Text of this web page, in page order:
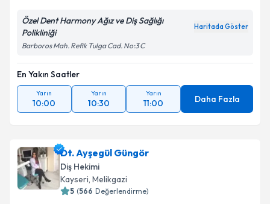
Özel Dent Harmony Ağız ve Diş Sağlığı
Polikliniği
Haritada Göster
Barboros Mah. Refik Tulga Cad. No:3 C
En Yakın Saatler
Yarın
10:00
Yarın
10:30
Yarın
11:00 Daha Fazla
Dt. Ayşegül Güngör
Diş Hekimi
Kayseri, Melikgazi
5 (566 Değerlendirme)